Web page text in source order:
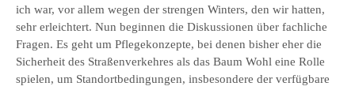
ich war, vor allem wegen der strengen Winters, den wir hatten,
sehr erleichtert. Nun beginnen die Diskussionen über fachliche
Fragen. Es geht um Pflegekonzepte, bei denen bisher eher die
Sicherheit des Straßenverkehres als das Baum Wohl eine Rolle
spielen, um Standortbedingungen, insbesondere der verfügbare